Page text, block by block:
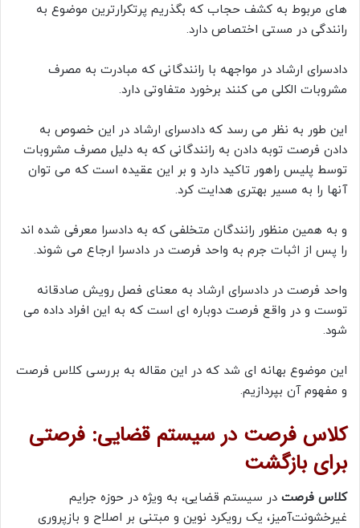
های مربوط به کشف حجاب که بگذریم پرتکرارترین موضوع به
رانندگی در مستی اختصاص دارد.
دادسرای ارشاد در مواجهه با رانندگانی که مبادرت به مصرف
مشروبات الکلی می کنند برخورد متفاوتی دارد.
این طور به نظر می رسد که دادسرای ارشاد در این خصوص به
دادن فرصت توبه دادن به رانندگانی که به دلیل مصرف مشروبات
توسط پلیس راهور تاکید دارد و بر این عقیده است که می توان
آنها را به مسیر بهتری هدایت کرد.
و به همین منظور رانندگان متخلفی که به دادسرا معرفی شده اند
را پس از اثبات جرم به واحد فرصت در دادسرا ارجاع می شوند.
واحد فرصت در دادسرای ارشاد به معنای فصل رویش صادقانه
توست و در واقع فرصت دوباره ای است که به این افراد داده می
شود.
این موضوع بهانه ای شد که در این مقاله به بررسی کلاس فرصت
و مفهوم آن بپردازیم.
کلاس فرصت در سیستم قضایی: فرصتی
برای بازگشت
کلاس فرصت در سیستم قضایی، به ویژه در حوزه جرایم
غیرخشونت‌آمیز، یک رویکرد نوین و مبتنی بر اصلاح و بازپروری